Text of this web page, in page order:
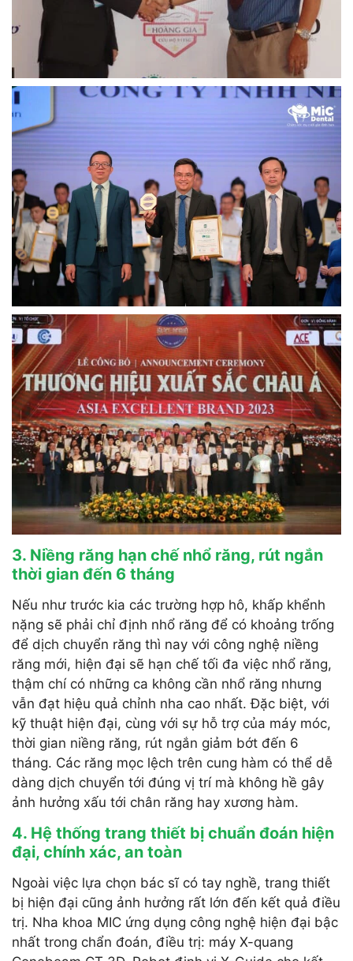
3. Niềng răng hạn chế nhổ răng, rút ngắn
thời gian đến 6 tháng
Nếu như trước kia các trường hợp hô, khấp khểnh
nặng sẽ phải chỉ định nhổ răng để có khoảng trống
để dịch chuyển răng thì nay với công nghệ niềng
răng mới, hiện đại sẽ hạn chế tối đa việc nhổ răng,
thậm chí có những ca không cần nhổ răng nhưng
vẫn đạt hiệu quả chỉnh nha cao nhất. Đặc biệt, với
kỹ thuật hiện đại, cùng với sự hỗ trợ của máy móc,
thời gian niềng răng, rút ngắn giảm bớt đến 6
tháng. Các răng mọc lệch trên cung hàm có thể dễ
dàng dịch chuyển tới đúng vị trí mà không hề gây
ảnh hưởng xấu tới chân răng hay xương hàm.
4. Hệ thống trang thiết bị chuẩn đoán hiện
đại, chính xác, an toàn
Ngoài việc lựa chọn bác sĩ có tay nghề, trang thiết
bị hiện đại cũng ảnh hưởng rất lớn đến kết quả điều
trị. Nha khoa MIC ứng dụng công nghệ hiện đại bậc
nhất trong chẩn đoán, điều trị: máy X-quang